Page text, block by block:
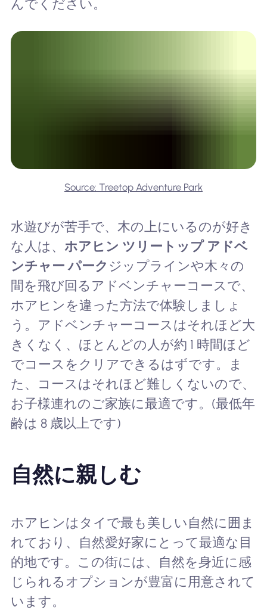
んでください。
Source: Treetop Adventure Park
水遊びが苦手で、木の上にいるのが好き
な人は、 ホアヒン ツリートップ アドベ
ンチャー パーク ジップラインや木々の
間を飛び回るアドベンチャーコースで、
ホアヒンを違った方法で体験しましょ
う。アドベンチャーコースはそれほど大
きくなく、ほとんどの人が約 1 時間ほど
でコースをクリアできるはずです。ま
た、コースはそれほど難しくないので、
お子様連れのご家族に最適です。(最低年
齢は 8 歳以上です)
自然に親しむ
ホアヒンはタイで最も美しい自然に囲ま
れており、自然愛好家にとって最適な目
的地です。この街には、自然を身近に感
じられるオプションが豊富に用意されて
います。